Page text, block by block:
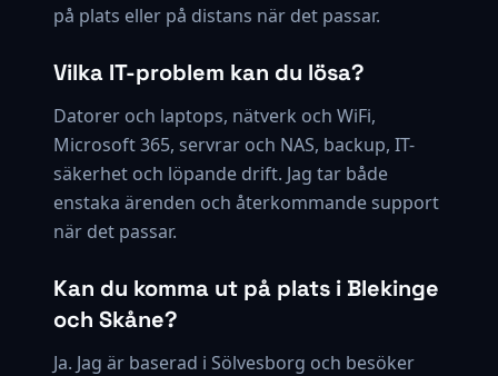
på plats eller på distans när det passar.
Vilka IT-problem kan du lösa?
Datorer och laptops, nätverk och WiFi,
Microsoft 365, servrar och NAS, backup, IT-
säkerhet och löpande drift. Jag tar både
enstaka ärenden och återkommande support
när det passar.
Kan du komma ut på plats i Blekinge
och Skåne?
Ja. Jag är baserad i Sölvesborg och besöker